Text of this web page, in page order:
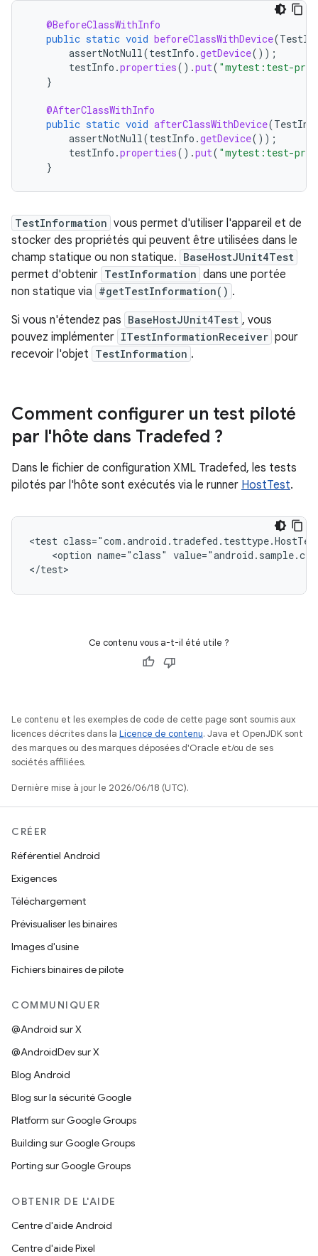
@BeforeClassWithInfo
public static void beforeClassWithDevice(
assertNotNull(testInfo .getDevice());
testInfo .properties().put( "mytest:test-
}
@AfterClassWithInfo
public static void afterClassWithDevice(
assertNotNull(testInfo .getDevice());
testInfo .properties().put( "mytest:test-
}
TestInformation vous permet d'utiliser l'appareil et de
stocker des propriétés qui peuvent être utilisées dans le
champ statique ou non statique. BaseHostJUnit4Test
permet d'obtenir TestInformation dans une portée
non statique via #getTestInformation() .
Si vous n'étendez pas BaseHostJUnit4Test , vous
pouvez implémenter ITestInformationReceiver pour
recevoir l'objet TestInformation .
Comment configurer un test piloté
par l'hôte dans Tradefed ?
Dans le fichier de configuration XML Tradefed, les tests
pilotés par l'hôte sont exécutés via le runner HostTest.
<test
<option name="class"
Ce contenu vous a-t-il été utile ?
Le contenu et les exemples de code de cette page sont soumis aux
licences décrites dans la Licence de contenu. Java et OpenJDK sont
des marques ou des marques déposées d'Oracle et/ou de ses
sociétés affiliées.
Dernière mise à jour le 2026/06/18 (UTC).
CRÉER
Référentiel Android
Exigences
Téléchargement
Prévisualiser les binaires
Images d'usine
Fichiers binaires de pilote
COMMUNIQUER
@Android sur X
@AndroidDev sur X
Blog Android
Blog sur la sécurité Google
Platform sur Google Groups
Building sur Google Groups
Porting sur Google Groups
OBTENIR DE L'AIDE
Centre d'aide Android
Centre d'aide Pixel